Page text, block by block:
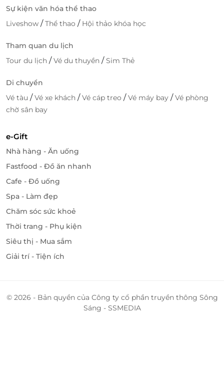
Sự kiện văn hóa thể thao
Liveshow /Thể thao / Hội thảo khóa học
Tham quan du lịch
Tour du lịch /Vé du thuyền /Sim Thẻ
Di chuyển
Vé tàu /Vé xe khách /Vé cáp treo /Vé máy bay /Vé phòng
chờ sân bay
e-Gift
Nhà hàng - Ăn uống
Fastfood - Đồ ăn nhanh
Cafe - Đồ uống
Spa - Làm đẹp
Chăm sóc sức khoẻ
Thời trang - Phụ kiện
Siêu thị - Mua sắm
Giải trí - Tiện ích
© 2026 - Bản quyền của Công ty cổ phần truyền thông Sông
Sáng - SSMEDIA